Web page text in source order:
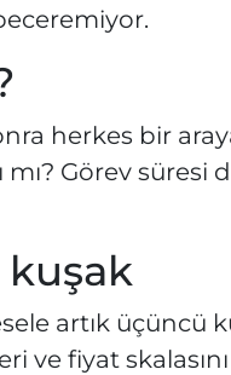
herkes bir
Görev süresi
artık üçüncü
ve fiyat